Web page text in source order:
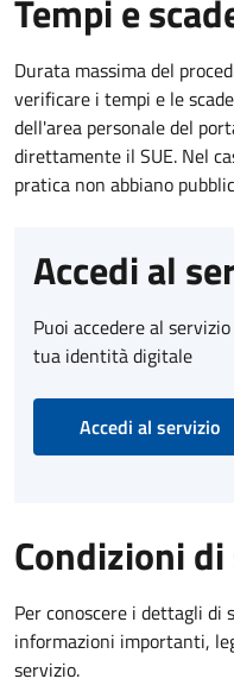
Tempi e
Durata massima del
verificare i tempi e le
dell'area personale del
direttamente il SUE. Nel
pratica non abbiano
Accedi al
Puoi accedere al
tua identità digitale
Accedi al servizio
Condizioni
Per conoscere i dettagli di
informazioni importanti,
servizio.